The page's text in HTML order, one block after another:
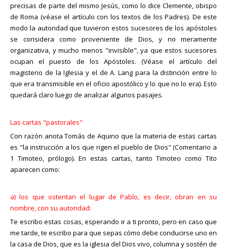
precisas de parte del mismo Jesús, como lo dice Clemente, obispo
de Roma (véase el artículo con los textos de los Padres). De este
modo la autoridad que tuvieron estos sucesores de los apóstoles
se considera como proveniente de Dios, y no meramente
organizativa, y mucho menos "invisible", ya que estos sucesores
ocupan el puesto de los Apóstoles. (Véase el artículo del
magisterio de la Iglesia y el de A. Lang para la distinción entre lo
que era transmisible en el oficio apostólico y lo que no lo era). Esto
quedará claro luego de analizar algunos pasajes.
Las cartas "pastorales"
Con razón anota Tomás de Aquino que la materia de estas cartas
es "la instrucción a los que rigen el pueblo de Dios" (Comentario a
1 Timoteo, prólogo). En estas cartas, tanto Timoteo como Tito
aparecen como:
a) los que ostentan el lugar de Pablo, es decir, obran en su
nombre, con su autoridad:
Te escribo estas cosas, esperando ir a ti pronto, pero en caso que
me tarde, te escribo para que sepas cómo debe conducirse uno en
la casa de Dios, que es la iglesia del Dios vivo, columna y sostén de